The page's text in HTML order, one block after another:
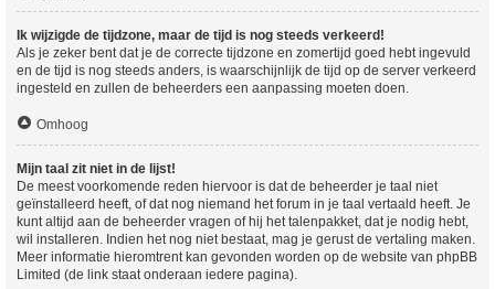
Ik wijzigde de tijdzone, maar de tijd is nog steeds verkeerd!
Als je zeker bent dat je de correcte tijdzone en zomertijd goed hebt ingevuld
en de tijd is nog steeds anders, is waarschijnlijk de tijd op de server verkeerd
ingesteld en zullen de beheerders een aanpassing moeten doen.
Omhoog
Mijn taal zit niet in de lijst!
De meest voorkomende reden hiervoor is dat de beheerder je taal niet
geïnstalleerd heeft, of dat nog niemand het forum in je taal vertaald heeft. Je
kunt altijd aan de beheerder vragen of hij het talenpakket, dat je nodig hebt,
wil installeren. Indien het nog niet bestaat, mag je gerust de vertaling maken.
Meer informatie hieromtrent kan gevonden worden op de website van phpBB
Limited (de link staat onderaan iedere pagina).